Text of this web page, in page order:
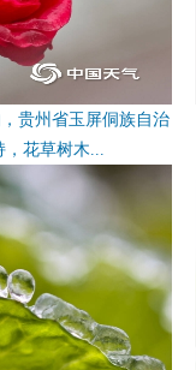
贵州省玉屏侗族自治
，花草树木...